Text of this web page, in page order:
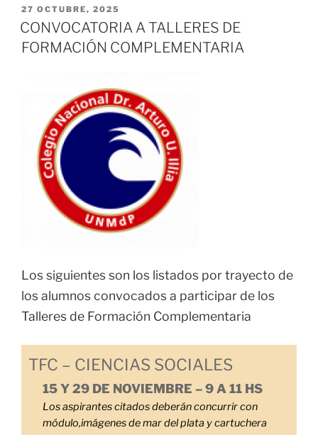
PUBLICADO
EL
27 OCTUBRE, 2025
CONVOCATORIA A TALLERES DE
FORMACIÓN COMPLEMENTARIA
Los siguientes son los listados por trayecto de
los alumnos convocados a participar de los
Talleres de Formación Complementaria
TFC – CIENCIAS SOCIALES
15 Y 29 DE NOVIEMBRE – 9 A 11 HS
Los aspirantes citados deberán concurrir con
módulo,imágenes de mar del plata y cartuchera